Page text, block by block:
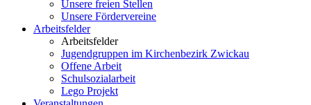
Unsere freien Stellen
Unsere Fördervereine
Arbeitsfelder
Arbeitsfelder
Jugendgruppen im Kirchenbezirk Zwickau
Offene Arbeit
Schulsozialarbeit
Lego Projekt